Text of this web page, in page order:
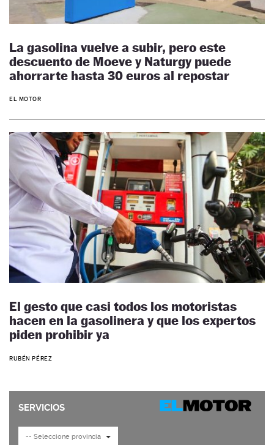
La gasolina vuelve a subir, pero este
descuento de Moeve y Naturgy puede
ahorrarte hasta 30 euros al repostar
EL MOTOR
El gesto que casi todos los motoristas
hacen en la gasolinera y que los expertos
piden prohibir ya
RUBÉN PÉREZ